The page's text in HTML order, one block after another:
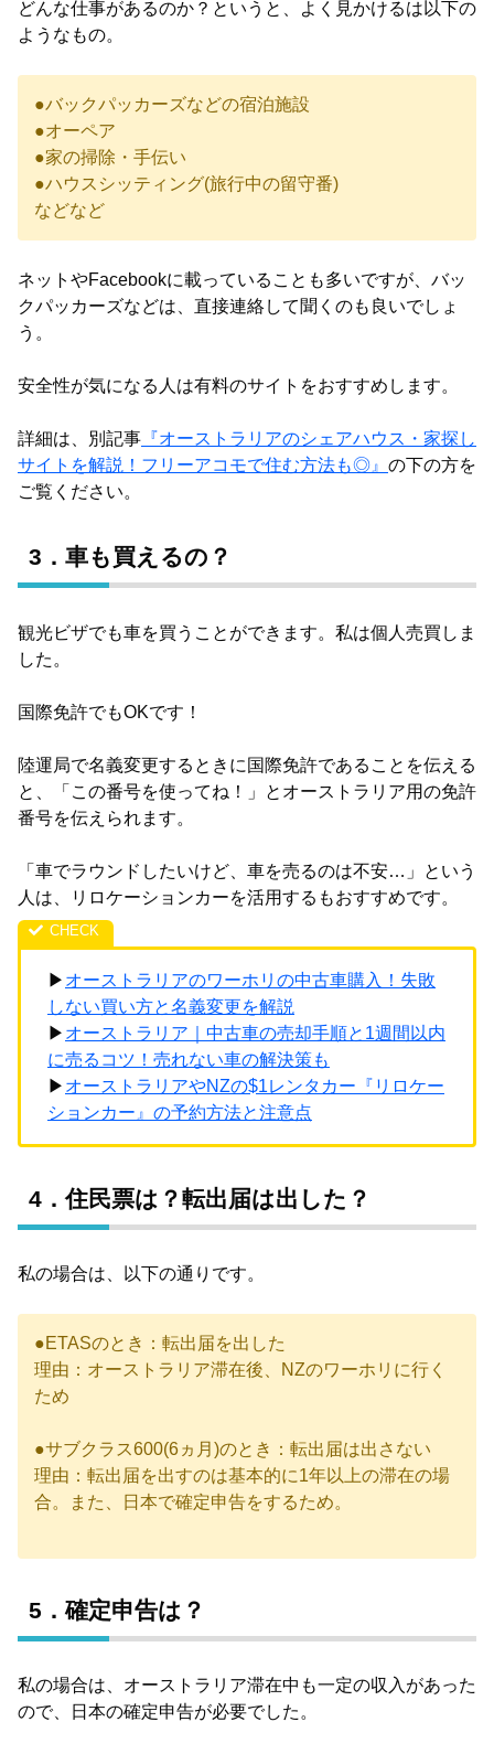
どんな仕事があるのか？というと、よく見かけるは以下の
ようなもの。
●バックパッカーズなどの宿泊施設
●オーペア
●家の掃除・手伝い
●ハウスシッティング(旅行中の留守番)
などなど
ネットやFacebookに載っていることも多いですが、バッ
クパッカーズなどは、直接連絡して聞くのも良いでしょ
う。
安全性が気になる人は有料のサイトをおすすめします。
詳細は、別記事 『オーストラリアのシェアハウス・家探し
サイトを解説！フリーアコモで住む方法も◎』 の下の方を
ご覧ください。
3．車も買えるの？
観光ビザでも車を買うことができます。私は個人売買しま
した。
国際免許でもOKです！
陸運局で名義変更するときに国際免許であることを伝える
と、「この番号を使ってね！」とオーストラリア用の免許
番号を伝えられます。
「車でラウンドしたいけど、車を売るのは不安…」という
人は、リロケーションカーを活用するもおすすめです。
▶ オーストラリアのワーホリの中古車購入！失敗
しない買い方と名義変更を解説
▶ オーストラリア｜中古車の売却手順と1週間以内
に売るコツ！売れない車の解決策も
▶ オーストラリアやNZの$1レンタカー『リロケー
ションカー』の予約方法と注意点
4．住民票は？転出届は出した？
私の場合は、以下の通りです。
●ETASのとき：転出届を出した
理由：オーストラリア滞在後、NZのワーホリに行く
ため
●サブクラス600(6ヵ月)のとき：転出届は出さない
理由：転出届を出すのは基本的に1年以上の滞在の場
合。また、日本で確定申告をするため。
5．確定申告は？
私の場合は、オーストラリア滞在中も一定の収入があった
ので、日本の確定申告が必要でした。